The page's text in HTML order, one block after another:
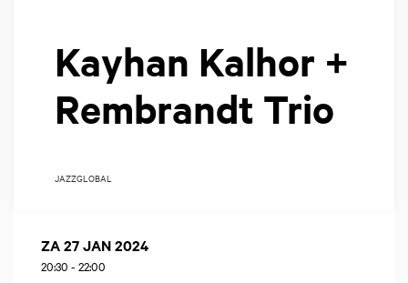
Kayhan Kalhor +
Rembrandt Trio
JAZZGLOBAL
ZA 27 JAN 2024
20:30 - 22:00